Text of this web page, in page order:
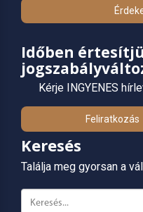
Időben
Kérje INGYENES
Feliratkozás
Keresés
Találja meg gyorsan a